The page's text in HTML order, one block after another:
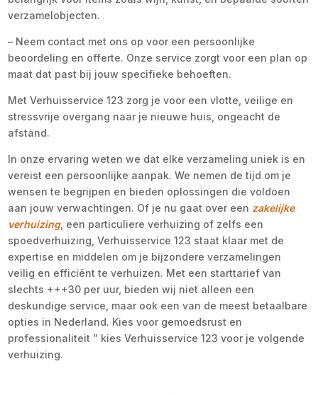
verzamelobjecten.
– Neem contact met ons op voor een persoonlijke
beoordeling en offerte. Onze service zorgt voor een plan op
maat dat past bij jouw specifieke behoeften.
Met Verhuisservice 123 zorg je voor een vlotte, veilige en
stressvrije overgang naar je nieuwe huis, ongeacht de
afstand.
In onze ervaring weten we dat elke verzameling uniek is en
vereist een persoonlijke aanpak. We nemen de tijd om je
wensen te begrijpen en bieden oplossingen die voldoen
aan jouw verwachtingen. Of je nu gaat over een zakelijke
verhuizing, een particuliere verhuizing of zelfs een
spoedverhuizing, Verhuisservice 123 staat klaar met de
expertise en middelen om je bijzondere verzamelingen
veilig en efficiënt te verhuizen. Met een starttarief van
slechts +++30 per uur, bieden wij niet alleen een
deskundige service, maar ook een van de meest betaalbare
opties in Nederland. Kies voor gemoedsrust en
professionaliteit ” kies Verhuisservice 123 voor je volgende
verhuizing.